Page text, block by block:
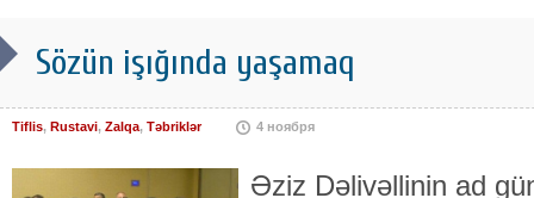
Sözün işığında yaşamaq
Tiflis, Rustavi, Zalqa, Təbriklər 4 ноября
Əziz Dəlivəllinin ad